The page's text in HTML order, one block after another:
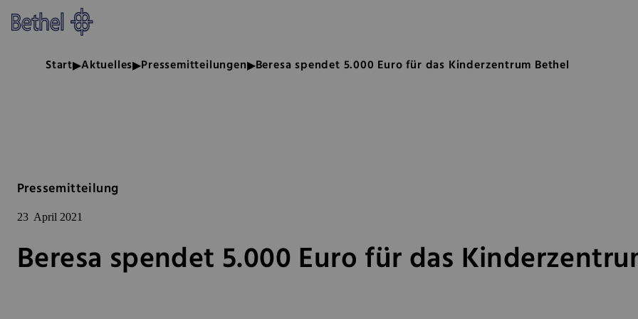
Zum Hauptinhalt springen
Zur Fußzeile springen
Bethel - Beresa spendet 5.000 Euro für das Kinderzentrum Bethel
Start Aktuelles Pressemitteilungen Beresa spendet 5.000 Euro für das Kinderzentrum Bethel
Pressemitteilung
23 April 2021
Beresa spendet 5.000 Euro für das